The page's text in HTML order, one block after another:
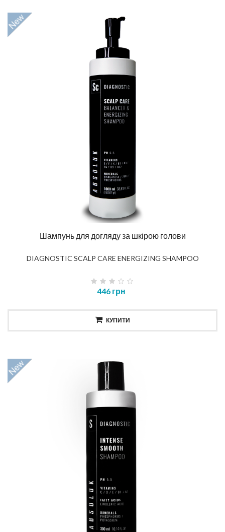
Шампунь для догляду за шкірою голови
DIAGNOSTIC SCALP CARE ENERGIZING SHAMPOO
446 грн
КУПИТИ